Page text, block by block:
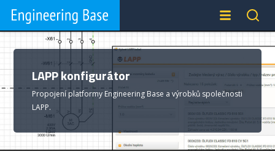
LAPP konfigurátor
Propojení platformy Engineering Base a výrobků společnosti
LAPP.